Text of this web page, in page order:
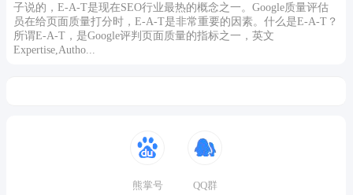
子说的，E-A-T是现在SEO行业最热的概念之一。Google质量评估
员在给页面质量打分时，E-A-T是非常重要的因素。什么是E-A-T？
所谓E-A-T，是Google评判页面质量的指标之一，英文
Expertise,Autho...
熊掌号
QQ群